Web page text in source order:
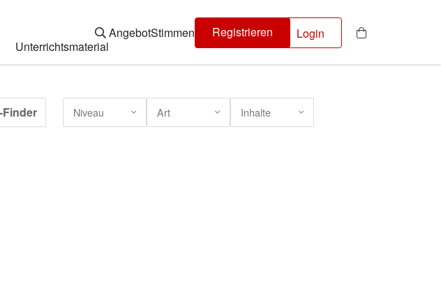
Unterrichtsmaterial
AngebotStimmen Registrieren Login
Finder Niveau Art Inhalte